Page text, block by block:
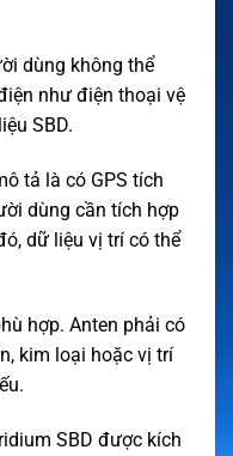
dùng không thể
như điện thoại vệ
SBD.
tả là có GPS tích
dùng cần tích hợp
dữ liệu vị trí có thể
hợp. Anten phải có
kim loại hoặc vị trí
SBD được kích